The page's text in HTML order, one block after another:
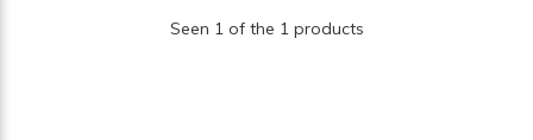
Seen 1 of the 1 products